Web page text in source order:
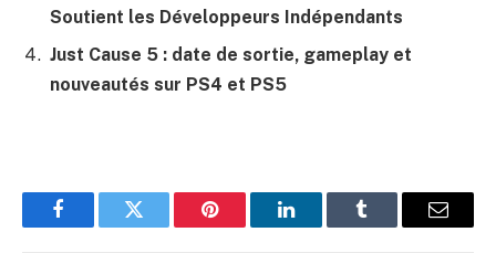
Soutient les Développeurs Indépendants
Just Cause 5 : date de sortie, gameplay et
nouveautés sur PS4 et PS5
FacebookTwitter Pinterest LinkedInTumblr
E-